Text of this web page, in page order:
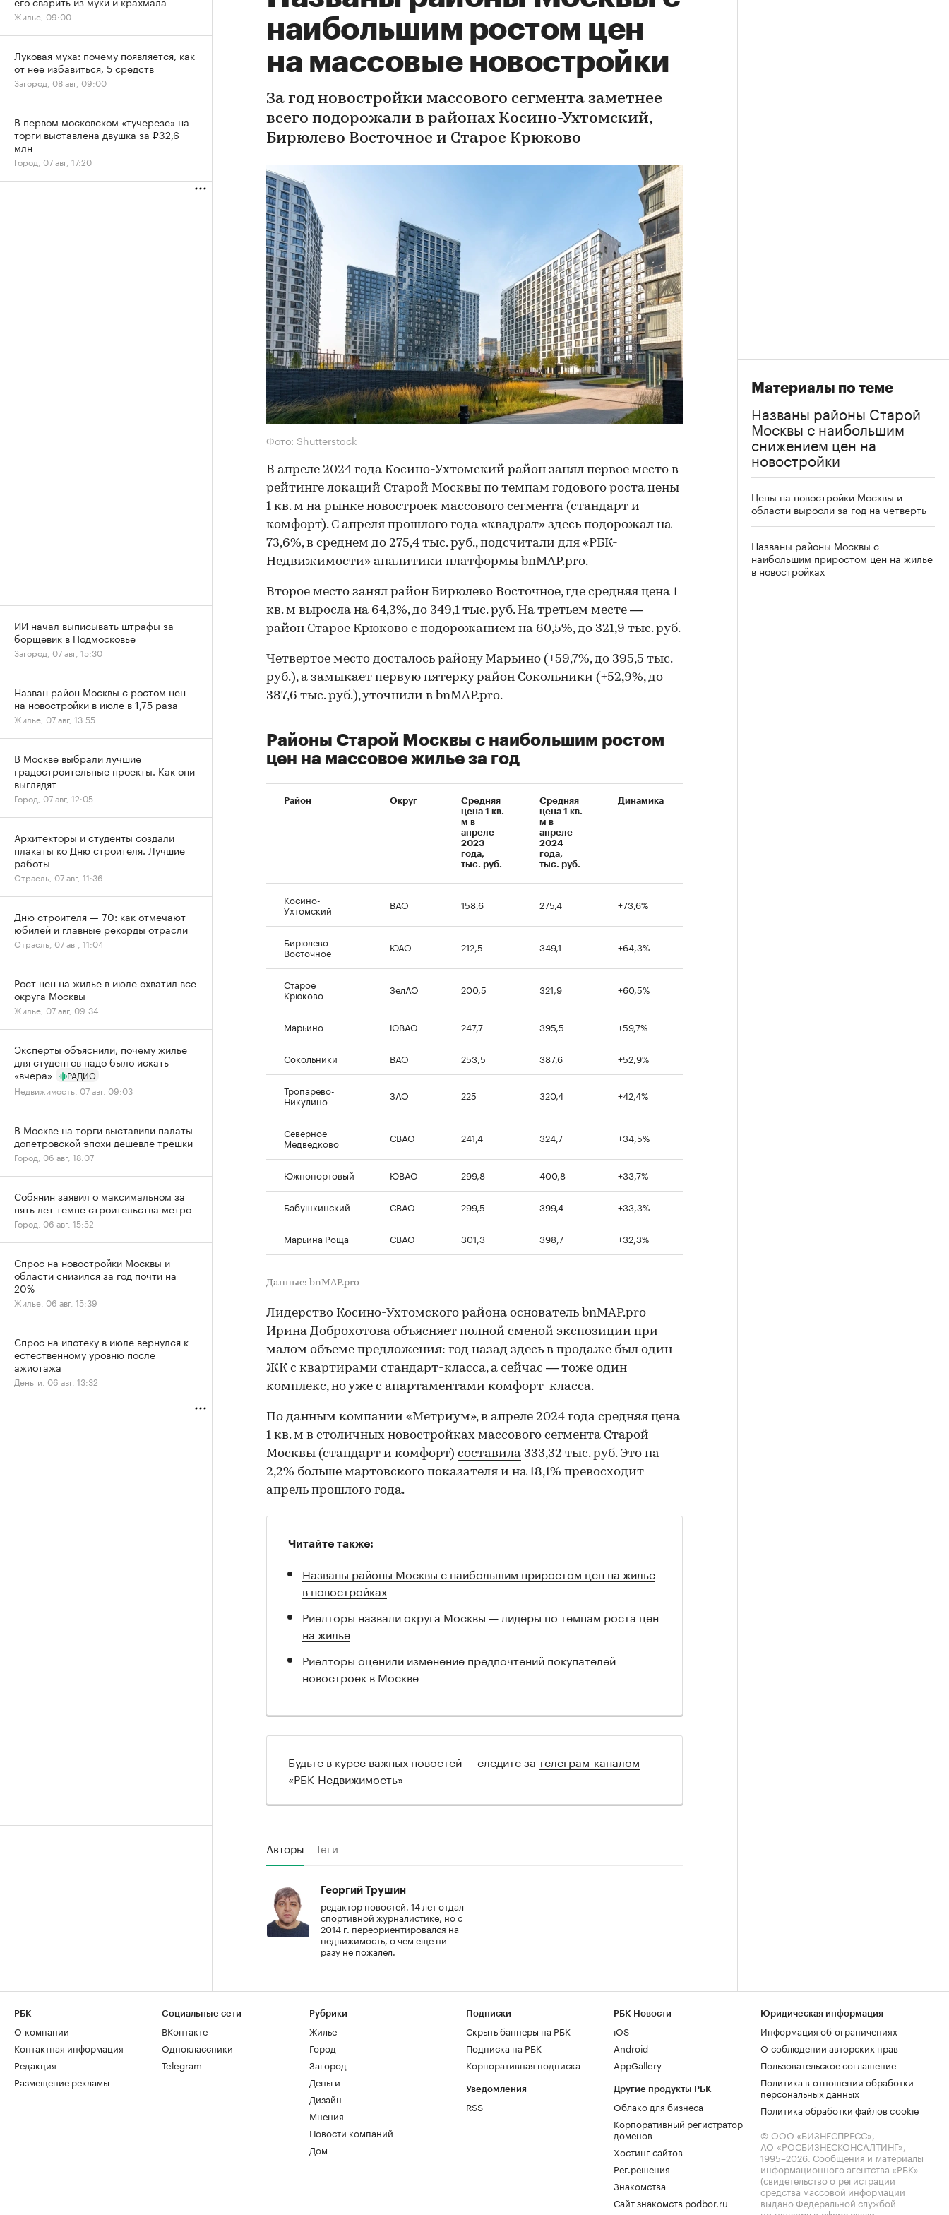
наибольшим ростом цен
на массовые новостройки
За год новостройки массового сегмента заметнее
всего подорожали в районах Косино-Ухтомский,
Бирюлево Восточное и Старое Крюково
Фото: Shutterstock
В апреле 2024 года Косино-Ухтомский район занял первое место в
рейтинге локаций Старой Москвы по темпам годового роста цены
1 кв. м на рынке новостроек массового сегмента (стандарт и
комфорт). С апреля прошлого года «квадрат» здесь подорожал на
73,6%, в среднем до 275,4 тыс. руб., подсчитали для «РБК-
Недвижимости» аналитики платформы bnMAP.pro.
Второе место занял район Бирюлево Восточное, где средняя цена 1
кв. м выросла на 64,3%, до 349,1 тыс. руб. На третьем месте —
район Старое Крюково с подорожанием на 60,5%, до 321,9 тыс. руб.
Четвертое место досталось району Марьино (+59,7%, до 395,5 тыс.
руб.), а замыкает первую пятерку район Сокольники (+52,9%, до
387,6 тыс. руб.), уточнили в bnMAP.pro.
Районы Старой Москвы с наибольшим ростом
цен на массовое жилье за год
Район Округ
Средняя
цена 1 кв.
м в
апреле
2023
года,
тыс. руб.
Средняя
цена 1 кв.
м в
апреле
2024
года,
тыс. руб.
Динамика
Косино-
Ухтомский ВАО 158,6 275,4 +73,6%
Бирюлево
Восточное ЮАО 212,5 349,1 +64,3%
Старое
Крюково ЗелАО 200,5 321,9 +60,5%
Марьино ЮВАО 247,7 395,5 +59,7%
Сокольники ВАО 253,5 387,6 +52,9%
Тропарево-
Никулино ЗАО 225 320,4 +42,4%
Северное
Медведково СВАО 241,4 324,7 +34,5%
Южнопортовый ЮВАО 299,8 400,8 +33,7%
Бабушкинский СВАО 299,5 399,4 +33,3%
Марьина Роща СВАО 301,3 398,7 +32,3%
Данные: bnMAP.pro
Лидерство Косино-Ухтомского района основатель bnMAP.pro
Ирина Доброхотова объясняет полной сменой экспозиции при
малом объеме предложения: год назад здесь в продаже был один
ЖК с квартирами стандарт-класса, а сейчас — тоже один
комплекс, но уже с апартаментами комфорт-класса.
По данным компании «Метриум», в апреле 2024 года средняя цена
1 кв. м в столичных новостройках массового сегмента Старой
Москвы (стандарт и комфорт) составила 333,32 тыс. руб. Это на
2,2% больше мартовского показателя и на 18,1% превосходит
апрель прошлого года.
Читайте также:
Названы районы Москвы с наибольшим приростом цен на жилье
в новостройках
Риелторы назвали округа Москвы — лидеры по темпам роста цен
на жилье
Риелторы оценили изменение предпочтений покупателей
новостроек в Москве
Будьте в курсе важных новостей — следите за телеграм-каналом
«РБК-Недвижимость»
Авторы Теги
Георгий Трушин
редактор новостей. 14 лет отдал
спортивной журналистике, но с
2014 г. переориентировался на
недвижимость, о чем еще ни
разу не пожалел.
Материалы по теме
Названы районы Старой
Москвы с наибольшим
снижением цен на
новостройки
Цены на новостройки Москвы и
области выросли за год на четверть
Названы районы Москвы с
наибольшим приростом цен на жилье
в новостройках
Жилье, 09:00
Луковая муха: почему появляется, как
от нее избавиться, 5 средств
Загород, 08 авг, 09:00
В первом московском «тучерезе» на
торги выставлена двушка за ₽32,6
млн
Город, 07 авг, 17:20
ИИ начал выписывать штрафы за
борщевик в Подмосковье
Загород, 07 авг, 15:30
Назван район Москвы с ростом цен
на новостройки в июле в 1,75 раза
Жилье, 07 авг, 13:55
В Москве выбрали лучшие
градостроительные проекты. Как они
выглядят
Город, 07 авг, 12:05
Архитекторы и студенты создали
плакаты ко Дню строителя. Лучшие
работы
Отрасль, 07 авг, 11:36
Дню строителя — 70: как отмечают
юбилей и главные рекорды отрасли
Отрасль, 07 авг, 11:04
Рост цен на жилье в июле охватил все
округа Москвы
Жилье, 07 авг, 09:34
Эксперты объяснили, почему жилье
для студентов надо было искать
«вчера»
РАДИО
Недвижимость, 07 авг, 09:03
В Москве на торги выставили палаты
допетровской эпохи дешевле трешки
Город, 06 авг, 18:07
Собянин заявил о максимальном за
пять лет темпе строительства метро
Город, 06 авг, 15:52
Спрос на новостройки Москвы и
области снизился за год почти на
20%
Жилье, 06 авг, 15:39
Спрос на ипотеку в июле вернулся к
естественному уровню после
ажиотажа
Деньги, 06 авг, 13:32
РБК
О компании
Контактная информация
Редакция
Размещение рекламы
Социальные сети
ВКонтакте
Одноклассники
Telegram
Рубрики
Жилье
Город
Загород
Деньги
Дизайн
Мнения
Новости компаний
Дом
Подписки
Скрыть баннеры на РБК
Подписка на РБК
Корпоративная подписка
Уведомления
RSS
РБК Новости
iOS
Android
AppGallery
Другие продукты РБК
Облако для бизнеса
Корпоративный регистратор
доменов
Хостинг сайтов
Рег.решения
Знакомства
Сайт знакомств podbor.ru
Юридическая информация
Информация об ограничениях
О соблюдении авторских прав
Пользовательское соглашение
Политика в отношении обработки
персональных данных
Политика обработки файлов cookie
© ООО «БИЗНЕСПРЕСС»,
АО «РОСБИЗНЕСКОНСАЛТИНГ»,
1995–2026. Сообщения и материалы
информационного агентства «РБК»
(свидетельство о регистрации
средства массовой информации
выдано Федеральной службой